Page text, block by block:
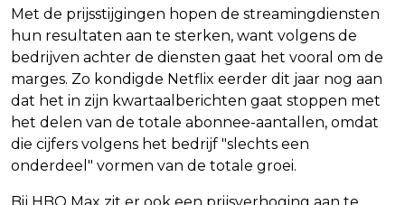
Met de prijsstijgingen hopen de streamingdiensten
hun resultaten aan te sterken, want volgens de
bedrijven achter de diensten gaat het vooral om de
marges. Zo kondigde Netflix eerder dit jaar nog aan
dat het in zijn kwartaalberichten gaat stoppen met
het delen van de totale abonnee-aantallen, omdat
die cijfers volgens het bedrijf "slechts een
onderdeel" vormen van de totale groei.
Bij HBO Max zit er ook een prijsverhoging aan te